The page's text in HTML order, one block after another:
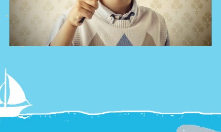
Summer
Camp
צור קשר
'סגור תפריט'